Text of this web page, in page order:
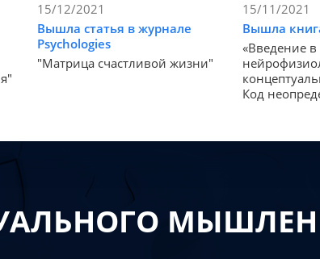
15/12/2021
Вышла статья в журнале
Psychologies
"Матрица счастливой жизни"
15/11/2021
Вышла
«Введение в
Код